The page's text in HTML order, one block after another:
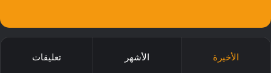
الأخيرة الأشهر تعليقات